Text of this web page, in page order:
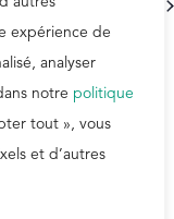
expérience de
analyser
notre politique
tout », vous
et d’autres